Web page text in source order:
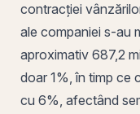
contracției
ale companiei s-au
aproximativ 687,2
doar 1%, în timp ce
cu 6%, afectând